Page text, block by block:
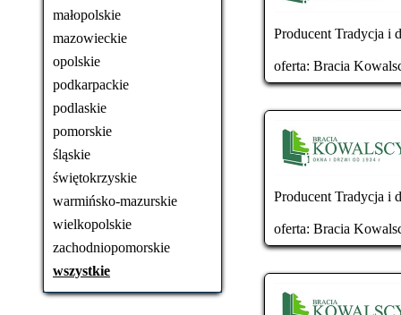
małopolskie
mazowieckie
opolskie
podkarpackie
podlaskie
pomorskie
śląskie
świętokrzyskie
warmińsko-mazurskie
wielkopolskie
zachodniopomorskie
wszystkie
Producent Tradycja i
oferta: Bracia
Producent Tradycja i
oferta: Bracia